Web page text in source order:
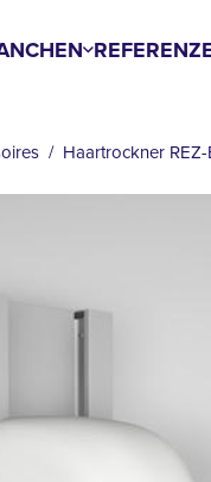
Haartrockner